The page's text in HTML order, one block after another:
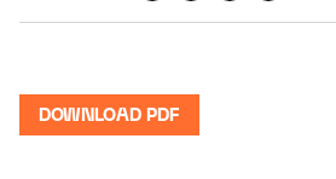
DOWNLOAD PDF